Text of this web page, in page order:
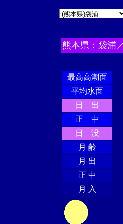
熊本県：袋浦
最高高潮面
平均水面
日 出
正 中
日 没
月 齢
月 出
正 中
月 入